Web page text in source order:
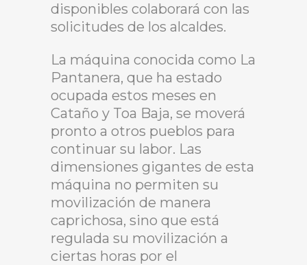
disponibles colaborará con las
solicitudes de los alcaldes.
La máquina conocida como La
Pantanera, que ha estado
ocupada estos meses en
Cataño y Toa Baja, se moverá
pronto a otros pueblos para
continuar su labor. Las
dimensiones gigantes de esta
máquina no permiten su
movilización de manera
caprichosa, sino que está
regulada su movilización a
ciertas horas por el